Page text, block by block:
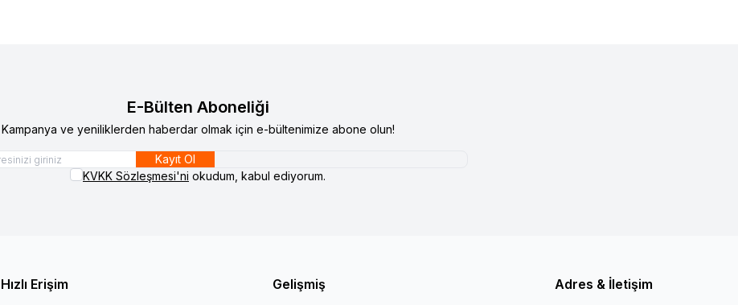
E-Bülten Aboneliği
Kampanya ve yeniliklerden haberdar olmak için e-bültenimize abone olun!
Kayıt Ol
KVKK Sözleşmesi'ni okudum, kabul ediyorum.
Hızlı Erişim Gelişmiş Adres & İletişim